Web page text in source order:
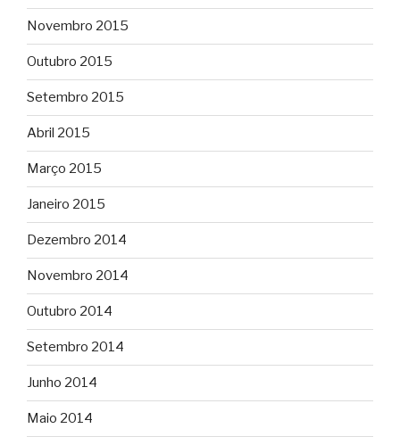
Novembro 2015
Outubro 2015
Setembro 2015
Abril 2015
Março 2015
Janeiro 2015
Dezembro 2014
Novembro 2014
Outubro 2014
Setembro 2014
Junho 2014
Maio 2014